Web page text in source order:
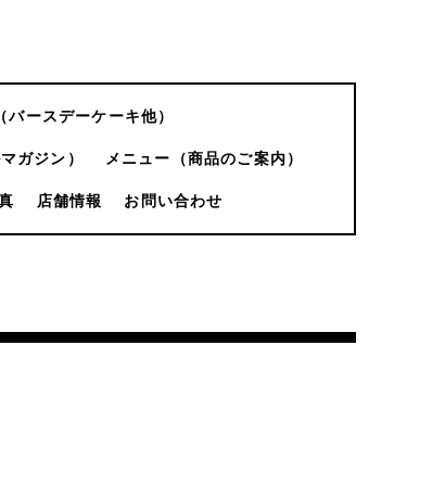
ースデーケーキ他）
ガジン） メニュー（商品のご案内）
店舗情報 お問い合わせ